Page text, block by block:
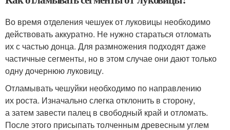
Во время отделения чешуек от луковицы необходимо
действовать аккуратно. Не нужно стараться отломать
их с частью донца. Для размножения подходят даже
частичные сегменты, но в этом случае они дают только
одну дочернюю луковицу.
Отламывать чешуйки необходимо по направлению
их роста. Изначально слегка отклонить в сторону,
а затем завести палец в свободный край и отломать.
После этого присыпать толченным древесным углем